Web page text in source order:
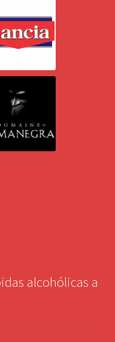
alcohólicas a